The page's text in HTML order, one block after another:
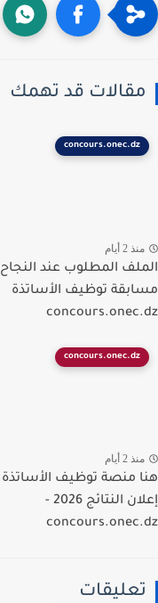
قد تهمك
concours.onec.dz
2 أيام
المطلوب عند النجاح في
توظيف الأساتذة
concours.onec.dz
2 أيام
منصة توظيف الأساتذة ..
إعلان النتائج 2026 -